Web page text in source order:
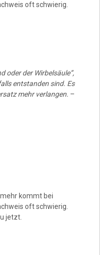
oft schwierig.
oder der Wirbelsäule“,
entstanden sind. Es
mehr verlangen. –
kommt bei
oft schwierig.
jetzt.